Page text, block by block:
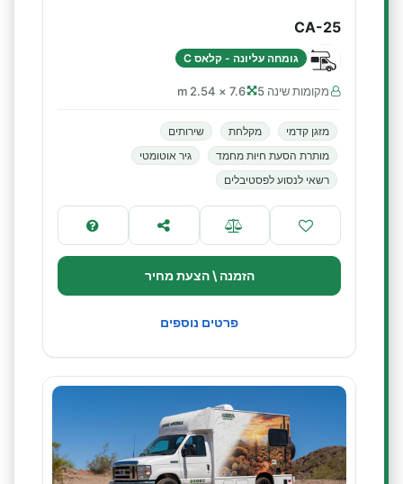
CA-25
גומחה עליונה - קלאס C
מקומות שינה 5 7.6 × 2.54 m
מזגן קדמי מקלחת
שירותים
מותרת הסעת חיות מחמד
גיר אוטומטי
רשאי לנסוע לפסטיבלים
הזמנה \ הצעת מחיר
פרטים נוספים